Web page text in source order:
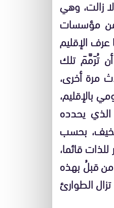
زالت، وهي
من مؤسسات
الإقليم
تُرَمَّمَ تلك
مرة أخرى،
بالإقليم،
يحدده
بحسب
قائما،
من قبلُ بهذه
الطوارئ